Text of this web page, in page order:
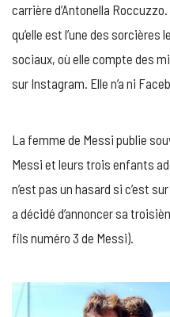
carrière d’Antonella
qu’elle est l’une des
sociaux, où elle compte des
sur Instagram. Elle n’a ni
La femme de Messi publie
Messi et leurs trois enfants
n’est pas un hasard si c’est
a décidé d’annoncer sa
fils numéro 3 de Messi).